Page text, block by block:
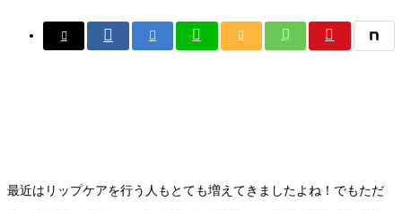
最近はリップケアを行う人もとても増えてきましたよね！でもただ